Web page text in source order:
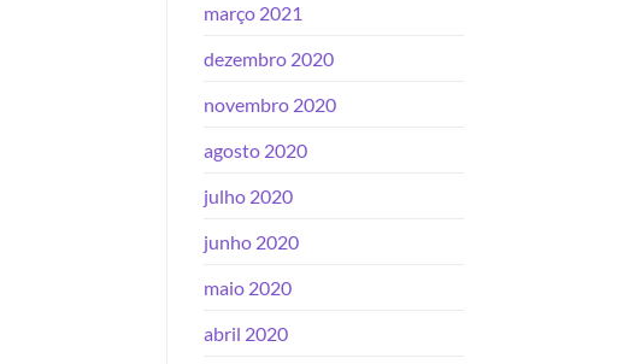
março 2021
dezembro 2020
novembro 2020
agosto 2020
julho 2020
junho 2020
maio 2020
abril 2020